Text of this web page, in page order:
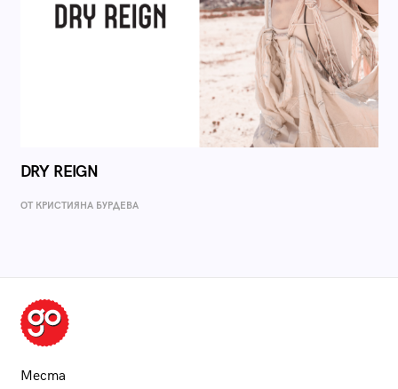
DRY REIGN
ОТ КРИСТИЯНА БУРДЕВА
Места